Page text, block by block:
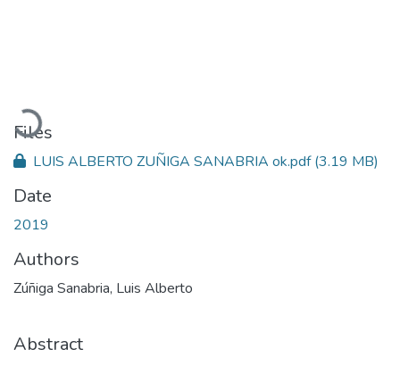
Loading...
Files
LUIS ALBERTO ZUÑIGA SANABRIA ok.pdf(3.19 MB)
Date
2019
Authors
Zúñiga Sanabria, Luis Alberto
Abstract